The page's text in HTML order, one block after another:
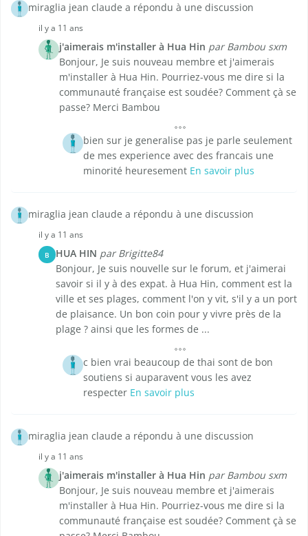
miraglia jean claude a répondu à une discussion
il y a 11 ans
j'aimerais m'installer à Hua Hin par Bambou sxm
Bonjour, Je suis nouveau membre et j'aimerais
m'installer à Hua Hin. Pourriez-vous me dire si la
communauté française est soudée? Comment çà se
passe? Merci Bambou
bien sur je generalise pas je parle seulement
de mes experience avec des francais une
minorité heuresement En savoir plus
miraglia jean claude a répondu à une discussion
il y a 11 ans
B HUA HIN par Brigitte84
Bonjour, Je suis nouvelle sur le forum, et j'aimerai
savoir si il y à des expat. à Hua Hin, comment est la
ville et ses plages, comment l'on y vit, s'il y a un port
de plaisance. Un bon coin pour y vivre près de la
plage ? ainsi que les formes de ...
c bien vrai beaucoup de thai sont de bon
soutiens si auparavent vous les avez
respecter En savoir plus
miraglia jean claude a répondu à une discussion
il y a 11 ans
j'aimerais m'installer à Hua Hin par Bambou sxm
Bonjour, Je suis nouveau membre et j'aimerais
m'installer à Hua Hin. Pourriez-vous me dire si la
communauté française est soudée? Comment çà se